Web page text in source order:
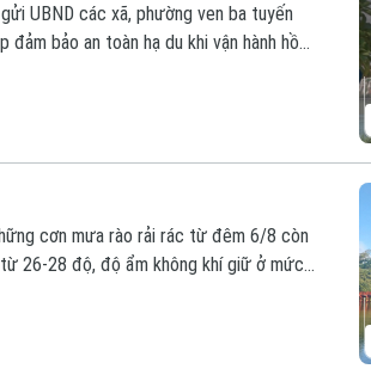
UBND các xã, phường ven ba tuyến
bảo an toàn hạ du khi vận hành hồ
cơn mưa rào rải rác từ đêm 6/8 còn
26-28 độ, độ ẩm không khí giữ ở mức